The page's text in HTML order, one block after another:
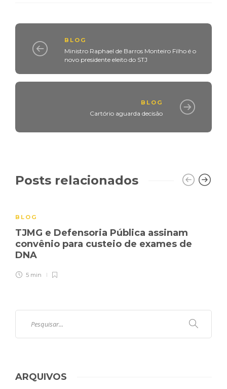
BLOG
Ministro Raphael de Barros Monteiro Filho é o
novo presidente eleito do STJ
BLOG
Cartório aguarda decisão
Posts relacionados
BLOG
TJMG e Defensoria Pública assinam
convênio para custeio de exames de
DNA
5 min
ARQUIVOS